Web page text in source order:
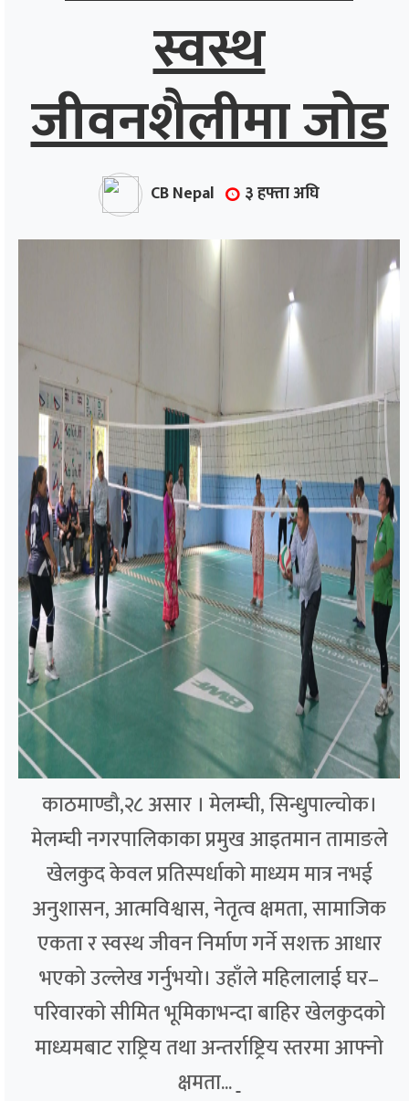
स्वस्थ
जीवनशैलीमा जोड
CB Nepal ३ हफ्ता अघि
काठमाण्डौ,२८ असार । मेलम्ची, सिन्धुपाल्चोक।
मेलम्ची नगरपालिकाका प्रमुख आइतमान तामाङले
खेलकुद केवल प्रतिस्पर्धाको माध्यम मात्र नभई
अनुशासन, आत्मविश्वास, नेतृत्व क्षमता, सामाजिक
एकता र स्वस्थ जीवन निर्माण गर्ने सशक्त आधार
भएको उल्लेख गर्नुभयो। उहाँले महिलालाई घर–
परिवारको सीमित भूमिकाभन्दा बाहिर खेलकुदको
माध्यमबाट राष्ट्रिय तथा अन्तर्राष्ट्रिय स्तरमा आफ्नो
क्षमता...